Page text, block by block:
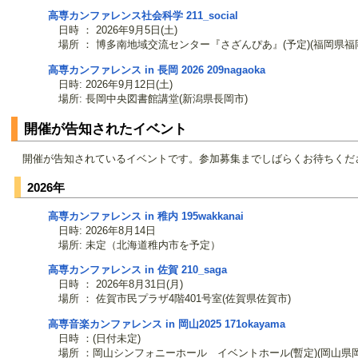
高専カンファレンス社会科学 211_social
日時 ： 2026年9月5日(土)
場所 ： 博多南地域交流センター『さざんぴあ』(予定)(福岡県福
高専カンファレンス in 長岡 2026 209nagaoka
日時: 2026年9月12日(土)
場所: 長岡中央図書館講堂(新潟県長岡市)
開催が告知されたイベント
開催が告知されているイベントです。参加募集までしばらくお待ちくだ
2026年
高専カンファレンス in 稚内 195wakkanai
日時: 2026年8月14日
場所: 未定（北海道稚内市を予定）
高専カンファレンス in 佐賀 210_saga
日時 ： 2026年8月31日(月)
場所 ： 佐賀市民プラザ4階401号室(佐賀県佐賀市)
高専音楽カンファレンス in 岡山2025 171okayama
日時 ：(日付未定)
場所 ：岡山シンフォニーホール イベントホール(暫定)(岡山県